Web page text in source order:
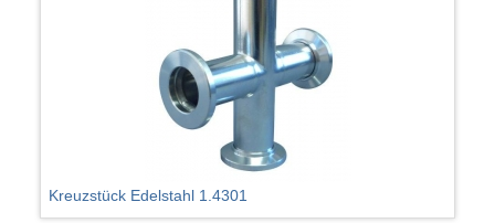
Kreuzstück Edelstahl 1.4301